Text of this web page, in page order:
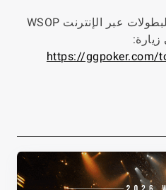
لمعرفة المزيد عن سلسلة البطولات عبر الإنترنت WSOP
https://ggpoker.com/